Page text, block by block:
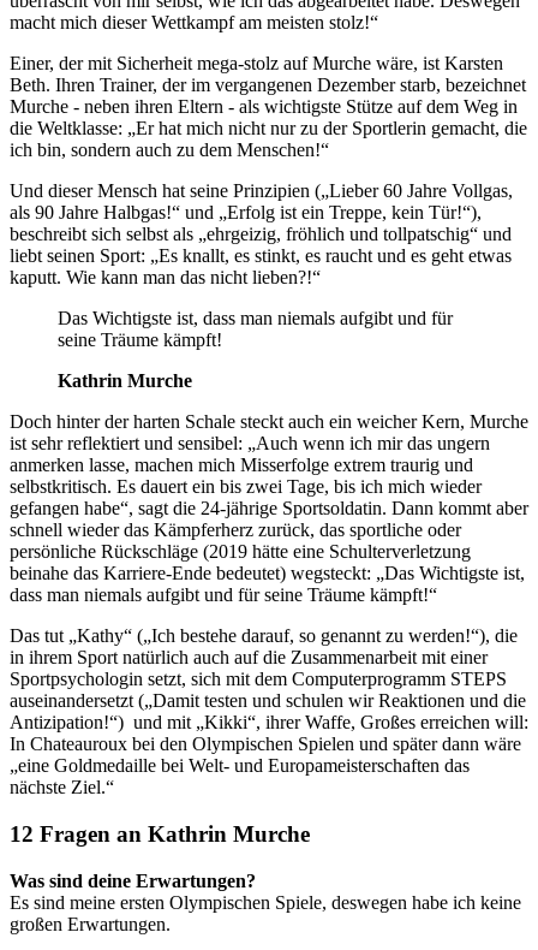
macht mich dieser Wettkampf am meisten stolz!“
Einer, der mit Sicherheit mega-stolz auf Murche wäre, ist Karsten
Beth. Ihren Trainer, der im vergangenen Dezember starb, bezeichnet
Murche - neben ihren Eltern - als wichtigste Stütze auf dem Weg in
die Weltklasse: „Er hat mich nicht nur zu der Sportlerin gemacht, die
ich bin, sondern auch zu dem Menschen!“
Und dieser Mensch hat seine Prinzipien („Lieber 60 Jahre Vollgas,
als 90 Jahre Halbgas!“ und „Erfolg ist ein Treppe, kein Tür!“),
beschreibt sich selbst als „ehrgeizig, fröhlich und tollpatschig“ und
liebt seinen Sport: „Es knallt, es stinkt, es raucht und es geht etwas
kaputt. Wie kann man das nicht lieben?!“
Das Wichtigste ist, dass man niemals aufgibt und für
seine Träume kämpft!
Kathrin Murche
Doch hinter der harten Schale steckt auch ein weicher Kern, Murche
ist sehr reflektiert und sensibel: „Auch wenn ich mir das ungern
anmerken lasse, machen mich Misserfolge extrem traurig und
selbstkritisch. Es dauert ein bis zwei Tage, bis ich mich wieder
gefangen habe“, sagt die 24-jährige Sportsoldatin. Dann kommt aber
schnell wieder das Kämpferherz zurück, das sportliche oder
persönliche Rückschläge (2019 hätte eine Schulterverletzung
beinahe das Karriere-Ende bedeutet) wegsteckt: „Das Wichtigste ist,
dass man niemals aufgibt und für seine Träume kämpft!“
Das tut „Kathy“ („Ich bestehe darauf, so genannt zu werden!“), die
in ihrem Sport natürlich auch auf die Zusammenarbeit mit einer
Sportpsychologin setzt, sich mit dem Computerprogramm STEPS
auseinandersetzt („Damit testen und schulen wir Reaktionen und die
Antizipation!“) und mit „Kikki“, ihrer Waffe, Großes erreichen will:
In Chateauroux bei den Olympischen Spielen und später dann wäre
„eine Goldmedaille bei Welt- und Europameisterschaften das
nächste Ziel.“
12 Fragen an Kathrin Murche
Was sind deine Erwartungen?
Es sind meine ersten Olympischen Spiele, deswegen habe ich keine
großen Erwartungen.